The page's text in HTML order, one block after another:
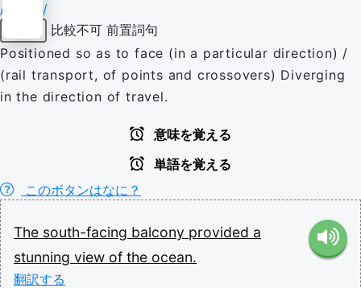
/ˈfeɪsɪŋ/
比較不可 前置詞句
Positioned so as to face (in a particular direction) /
(rail transport, of points and crossovers) Diverging
in the direction of travel.
意味を覚える
単語を覚える
このボタンはなに？
The south-facing balcony provided a
stunning view of the ocean.
翻訳する